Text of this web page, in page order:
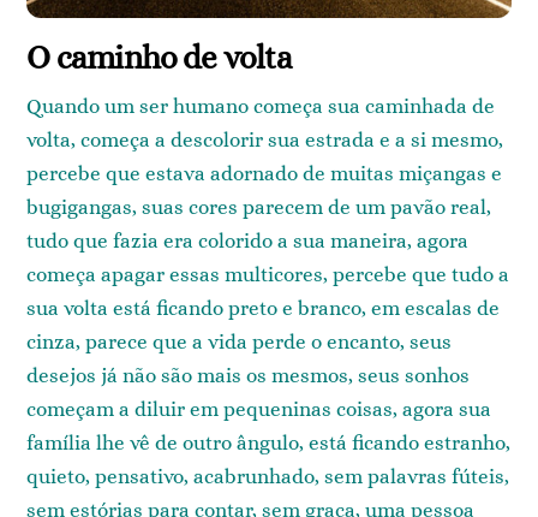
O caminho de volta
Quando um ser humano começa sua caminhada de
volta, começa a descolorir sua estrada e a si mesmo,
percebe que estava adornado de muitas miçangas e
bugigangas, suas cores parecem de um pavão real,
tudo que fazia era colorido a sua maneira, agora
começa apagar essas multicores, percebe que tudo a
sua volta está ficando preto e branco, em escalas de
cinza, parece que a vida perde o encanto, seus
desejos já não são mais os mesmos, seus sonhos
começam a diluir em pequeninas coisas, agora sua
família lhe vê de outro ângulo, está ficando estranho,
quieto, pensativo, acabrunhado, sem palavras fúteis,
sem estórias para contar, sem graça, uma pessoa